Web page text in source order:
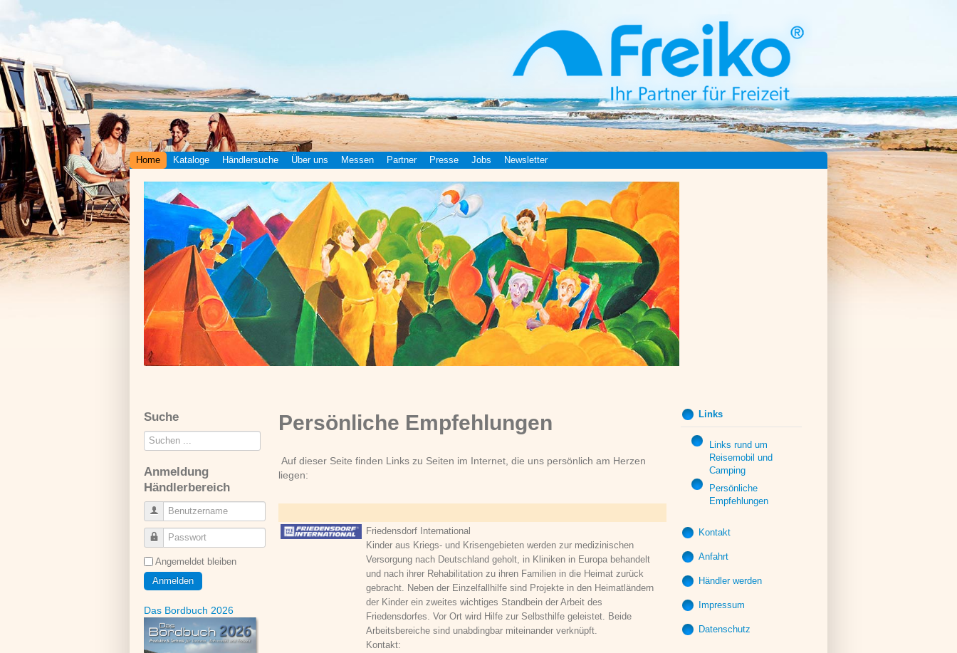
Home Kataloge Händlersuche Über uns Messen Partner Presse Jobs Newsletter
Suche
Suchen
...
Anmeldung
Händlerbereich
Benutzername
Passwort
Angemeldet bleiben
Anmelden
Das Bordbuch 2026
Persönliche Empfehlungen
Auf dieser Seite finden Links zu Seiten im Internet, die uns persönlich am Herzen
liegen:
Friedensdorf International
Kinder aus Kriegs- und Krisengebieten werden zur medizinischen
Versorgung nach Deutschland geholt, in Kliniken in Europa behandelt
und nach ihrer Rehabilitation zu ihren Familien in die Heimat zurück
gebracht. Neben der Einzelfallhilfe sind Projekte in den Heimatländern
der Kinder ein zweites wichtiges Standbein der Arbeit des
Friedensdorfes. Vor Ort wird Hilfe zur Selbsthilfe geleistet. Beide
Arbeitsbereiche sind unabdingbar miteinander verknüpft.
Kontakt:
Links
Links rund um
Reisemobil und
Camping
Persönliche
Empfehlungen
Kontakt
Allgemeines
Kontaktformular
Produkt(en)
Anfahrt
Händler werden
Impressum
Datenschutz